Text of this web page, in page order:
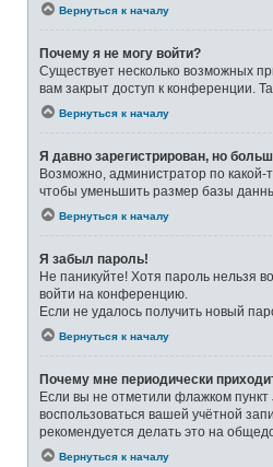
Вернуться к началу
Почему я не могу войти?
Существует несколько возможных
вам закрыт доступ к конференции.
Вернуться к началу
Я давно зарегистрирован, но
Возможно, администратор по
чтобы уменьшить размер базы
Вернуться к началу
Я забыл пароль!
Не паникуйте! Хотя пароль нельзя
войти на конференцию.
Если не удалось получить новый
Вернуться к началу
Почему мне периодически
Если вы не отметили флажком пункт
воспользоваться вашей учётной
рекомендуется делать это на
Вернуться к началу